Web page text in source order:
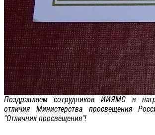
Поздравляем сотрудников ИИЯМС в
отличия Министерства просвещения
"Отличник просвещения"!